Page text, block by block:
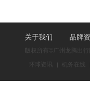
关于我们 品牌
版权所有©广州龙腾出
环球资讯 机务在线